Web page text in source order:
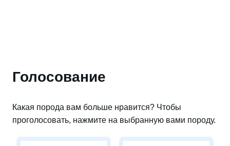
Голосование
Какая порода вам больше нравится? Чтобы
проголосовать, нажмите на выбранную вами породу.